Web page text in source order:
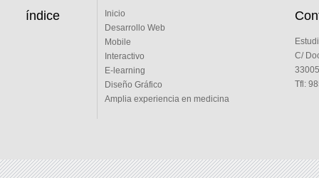
índice
Inicio
Desarrollo Web
Mobile
Interactivo
E-learning
Diseño Gráfico
Amplia experiencia en medicina
C/
Tfl: